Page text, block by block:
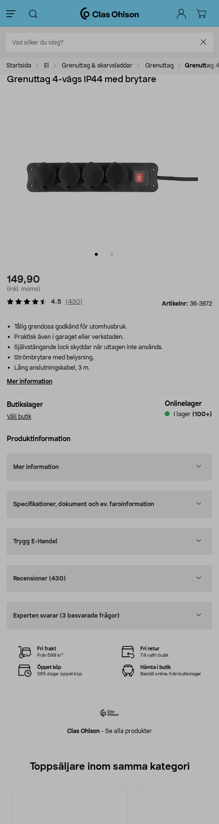
Startsida El Grenuttag & skarvsladdar Grenuttag Grenuttag
Grenuttag 4-vägs IP44 med brytare
149,90
(inkl. moms)
Artikelnr: 36-3672
4.5 (430)
Butikslager
Välj butik
Onlinelager
I lager (100+)
Tålig grendosa godkänd för utomhusbruk.
Praktisk även i garaget eller verkstaden.
Självstängande lock skyddar när uttagen inte används.
Strömbrytare med belysning.
Lång anslutningskabel, 3 m.
Mer information
Produktinformation
Mer information
Specifikationer, dokument och ev. faroinformation
Trygg E-Handel
Recensioner (430)
Experten svarar (3 besvarade frågor)
Clas Ohlson - Se alla produkter
Fri frakt
Från 599 kr*
Fri retur
Till valfri butik
Öppet köp
365 dagar öppet köp
Hämta i butik
Beställ online, från butikslager
Toppsäljare inom samma kategori